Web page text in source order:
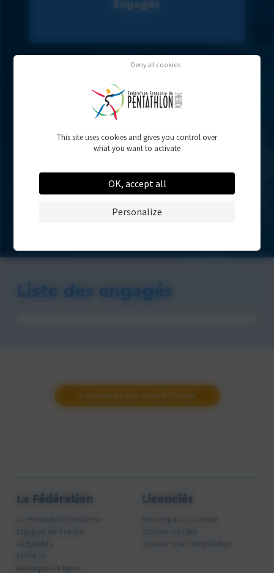
Engagés
Résultats
- Pas encore disponible -
Liste des engagés
CALENDRIER DES COMPÉTITIONS
La Fédération
Le Pentathlon Moderne
Équipes de France
Actualités
FFPM TV
Boutique en ligne
Licenciés
Mon Espace Licencié
Trouver un club
Trouver une compétition
This site uses cookies and gives you control over
what you want to activate
OK, accept all
Deny all cookies
Personalize